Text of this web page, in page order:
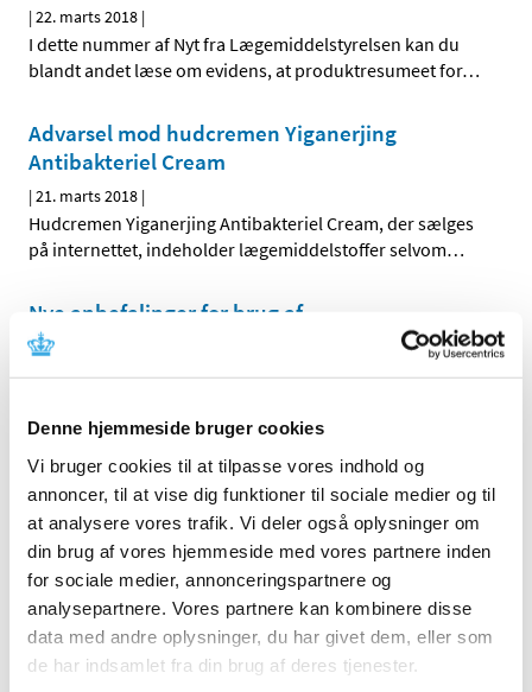
Denne hjemmeside bruger cookies
Vi bruger cookies til at tilpasse vores indhold og
annoncer, til at vise dig funktioner til sociale medier og til
at analysere vores trafik. Vi deler også oplysninger om
din brug af vores hjemmeside med vores partnere inden
for sociale medier, annonceringspartnere og
analysepartnere. Vores partnere kan kombinere disse
data med andre oplysninger, du har givet dem, eller som
de har indsamlet fra din brug af deres tjenester.
|22. marts 2018 |
I dette nummer af Nyt fra Lægemiddelstyrelsen kan du
blandt andet læse om evidens, at produktresumeet for…
Advarsel mod hudcremen Yiganerjing
Antibakteriel Cream
|21. marts 2018 |
Hudcremen Yiganerjing Antibakteriel Cream, der sælges
på internettet, indeholder lægemiddelstoffer selvom…
Nye anbefalinger for brug af
prostatacancerpræparatet Xofigo
|9. marts 2018|
anbefalinger for brug af prostatacancerpræparatet
Patienter der får Zinbryta mod multipel
sclerose skal stoppe behandlingen
|7. marts 2018|
Opdateret information om tilbagetrækning af Zinbryta.
På grund af mistanke om alvorlige inflammatoriske…
Vær opmærksom på sjælden, men mulig risiko